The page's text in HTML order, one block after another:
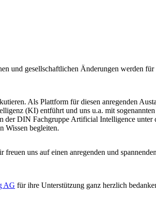
und gesellschaftlichen Änderungen werden für
Als Plattform für diesen anregenden
(KI) entführt und uns u.a. mit
der DIN Fachgruppe Artificial Intelligence
Wissen begleiten.
uns auf einen anregenden und
AG für ihre Unterstützung ganz herzlich